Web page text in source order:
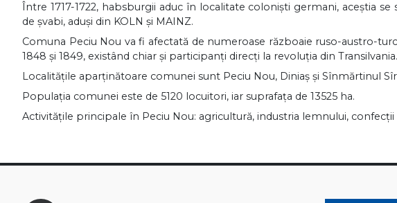
Între 1717-1722, habsburgii aduc în localitate colonişti germani, aceştia
de şvabi, aduşi din KOLN şi MAINZ.
Comuna Peciu Nou va fi afectată de numeroase războaie ruso-austro-
1848 şi 1849, existând chiar şi participanţi direcţi la revoluţia din Transilvania.
Localităţile aparţinătoare comunei sunt Peciu Nou, Diniaş şi Sînmărtinul
Populaţia comunei este de 5120 locuitori, iar suprafaţa de 13525 ha.
Activităţile principale în Peciu Nou: agricultură, industria lemnului,